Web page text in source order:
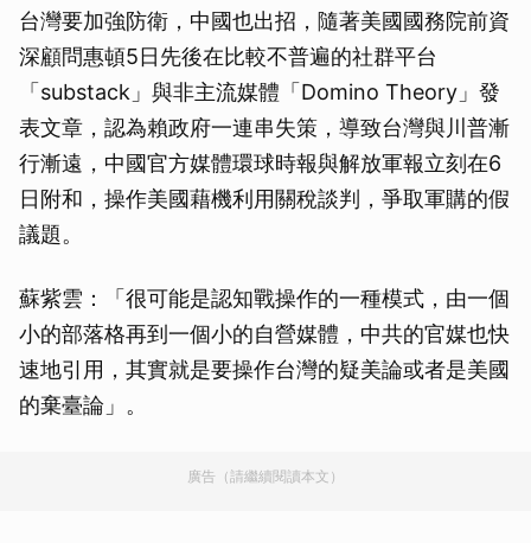
台灣要加強防衛，中國也出招，隨著美國國務院前資
深顧問惠頓5日先後在比較不普遍的社群平台
「substack」與非主流媒體「Domino Theory」發
表文章，認為賴政府一連串失策，導致台灣與川普漸
行漸遠，中國官方媒體環球時報與解放軍報立刻在6
日附和，操作美國藉機利用關稅談判，爭取軍購的假
議題。
蘇紫雲：「很可能是認知戰操作的一種模式，由一個
小的部落格再到一個小的自營媒體，中共的官媒也快
速地引用，其實就是要操作台灣的疑美論或者是美國
的棄臺論」。
廣告（請繼續閱讀本文）